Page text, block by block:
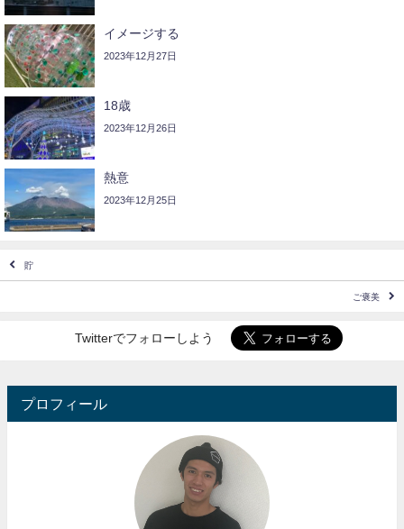
イメージする
2023年12月27日
18歳
2023年12月26日
熱意
2023年12月25日
貯
ご褒美
Twitterでフォローしよう
プロフィール